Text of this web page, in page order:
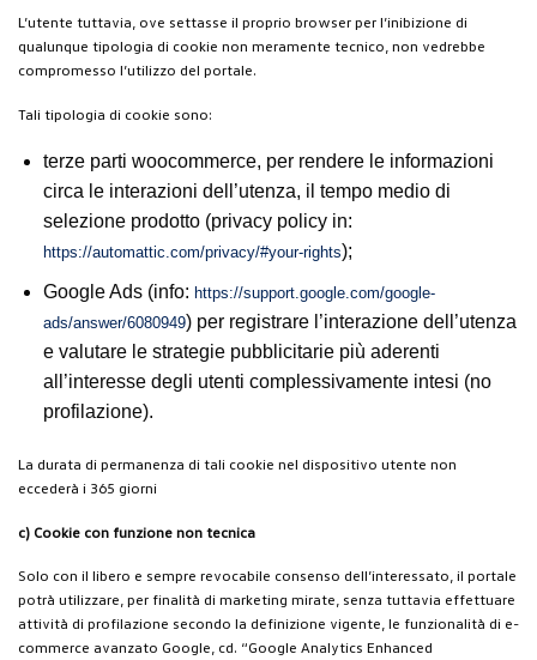
L’utente tuttavia, ove settasse il proprio browser per l’inibizione di
qualunque tipologia di cookie non meramente tecnico, non vedrebbe
compromesso l’utilizzo del portale.
Tali tipologia di cookie sono:
terze parti woocommerce, per rendere le informazioni
circa le interazioni dell’utenza, il tempo medio di
selezione prodotto (privacy policy in:
https://automattic.com/privacy/#your-rights);
Google Ads (info: https://support.google.com/google-
ads/answer/6080949) per registrare l’interazione dell’utenza
e valutare le strategie pubblicitarie più aderenti
all’interesse degli utenti complessivamente intesi (no
profilazione).
La durata di permanenza di tali cookie nel dispositivo utente non
eccederà i 365 giorni
c) Cookie con funzione non tecnica
Solo con il libero e sempre revocabile consenso dell’interessato, il portale
potrà utilizzare, per finalità di marketing mirate, senza tuttavia effettuare
attività di profilazione secondo la definizione vigente, le funzionalità di e-
commerce avanzato Google, cd. “Google Analytics Enhanced